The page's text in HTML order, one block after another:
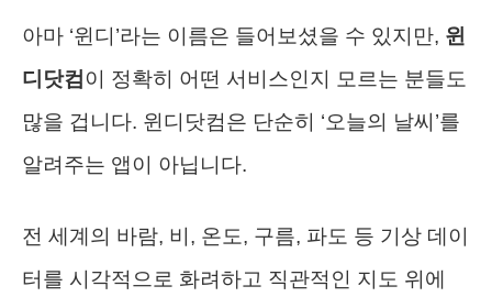
아마 ‘윈디’라는 이름은 들어보셨을 수 있지만, 윈
디닷컴 이 정확히 어떤 서비스인지 모르는 분들도
많을 겁니다. 윈디닷컴은 단순히 ‘오늘의 날씨’를
알려주는 앱이 아닙니다.
전 세계의 바람, 비, 온도, 구름, 파도 등 기상 데이
터를 시각적으로 화려하고 직관적인 지도 위에